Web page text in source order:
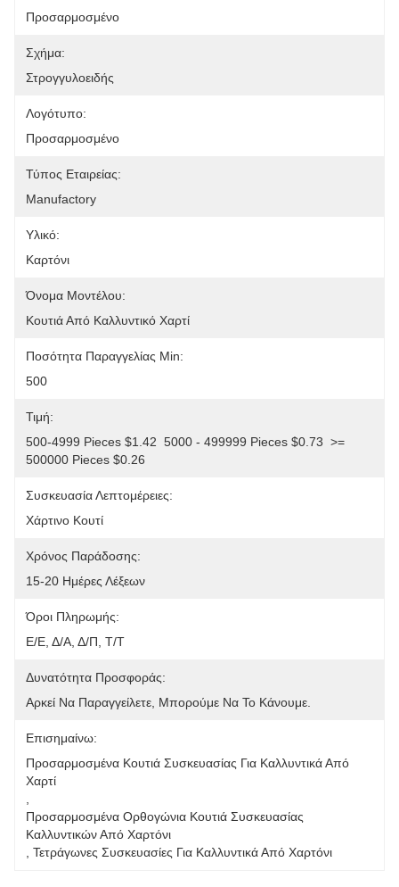
Προσαρμοσμένο
Σχήμα:
Στρογγυλοειδής
Λογότυπο:
Προσαρμοσμένο
Τύπος Εταιρείας:
Manufactory
Υλικό:
Καρτόνι
Όνομα Μοντέλου:
Κουτιά Από Καλλυντικό Χαρτί
Ποσότητα Παραγγελίας Min:
500
Τιμή:
500-4999 Pieces $1.42  5000 - 499999 Pieces $0.73  >=
500000 Pieces $0.26
Συσκευασία Λεπτομέρειες:
Χάρτινο Κουτί
Χρόνος Παράδοσης:
15-20 Ημέρες Λέξεων
Όροι Πληρωμής:
Ε/Ε, Δ/Α, Δ/Π, Τ/Τ
Δυνατότητα Προσφοράς:
Αρκεί Να Παραγγείλετε, Μπορούμε Να Το Κάνουμε.
Επισημαίνω:
Προσαρμοσμένα Κουτιά Συσκευασίας Για Καλλυντικά Από
Χαρτί
Προσαρμοσμένα Ορθογώνια Κουτιά Συσκευασίας
Καλλυντικών Από Χαρτόνι
Τετράγωνες Συσκευασίες Για Καλλυντικά Από Χαρτόνι